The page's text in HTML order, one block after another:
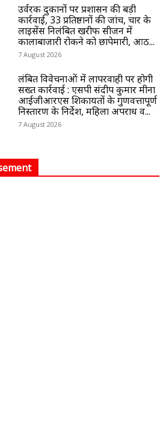
उर्वरक दुकानों पर प्रशासन की बड़ी
कार्रवाई, 33 प्रतिष्ठानों की जांच, चार के
लाइसेंस निलंबित खरीफ सीजन में
कालाबाजारी रोकने को छापेमारी, आठ...
7 August 2026
लंबित विवेचनाओं में लापरवाही पर होगी
सख्त कार्रवाई : एसपी संदीप कुमार मीना
आईजीआरएस शिकायतों के गुणवत्तापूर्ण
निस्तारण के निर्देश, महिला अपराध व...
7 August 2026